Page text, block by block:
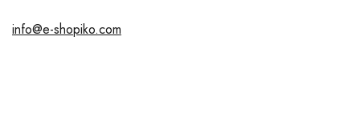
info@e-shopiko.com